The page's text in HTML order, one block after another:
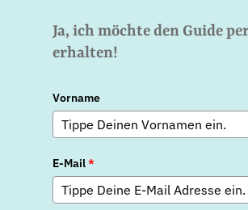
Ja, ich möchte den Guide
erhalten!
Vorname
E-Mail*